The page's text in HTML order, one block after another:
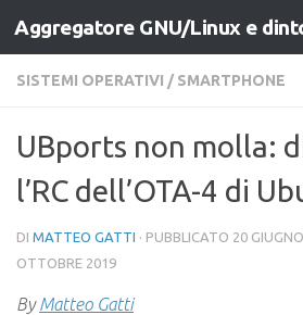
Salta al contenuto
Aggregatore GNU/Linux e
SISTEMI OPERATIVI / SMARTPHONE
UBports non molla:
l’RC dell’OTA-4 di
DI MATTEO GATTI · PUBBLICATO 20
OTTOBRE 2019
ByMatteo Gatti